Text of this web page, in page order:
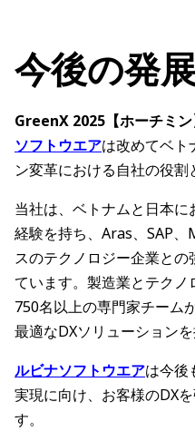
今後の発
GreenX 2025【ホーチミン
ソフトウエアは改めてベト
ン変革における自社の役割
当社は、ベトナムと日本
経験を持ち、Aras、SAP
スのテクノロジー企業と
ています。製造業とテク
750名以上の専門家チーム
最適なDXソリューションを
ルビナソフトウエアは今後
実現に向け、お客様のDX
す。